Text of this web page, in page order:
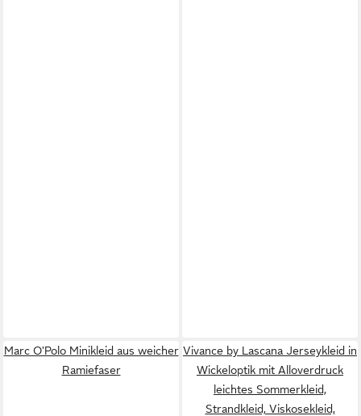
Marc O'Polo Minikleid aus weicher
Ramiefaser
Vivance by Lascana Jerseykleid in
Wickeloptik mit Alloverdruck
leichtes Sommerkleid,
Strandkleid, Viskosekleid,